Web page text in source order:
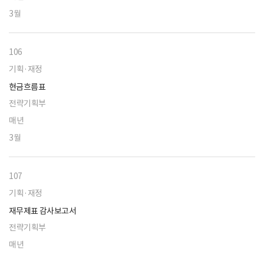
3월
106
기획·재정
현금흐름표
전략기획부
매년
3월
107
기획·재정
재무제표 감사보고서
전략기획부
매년